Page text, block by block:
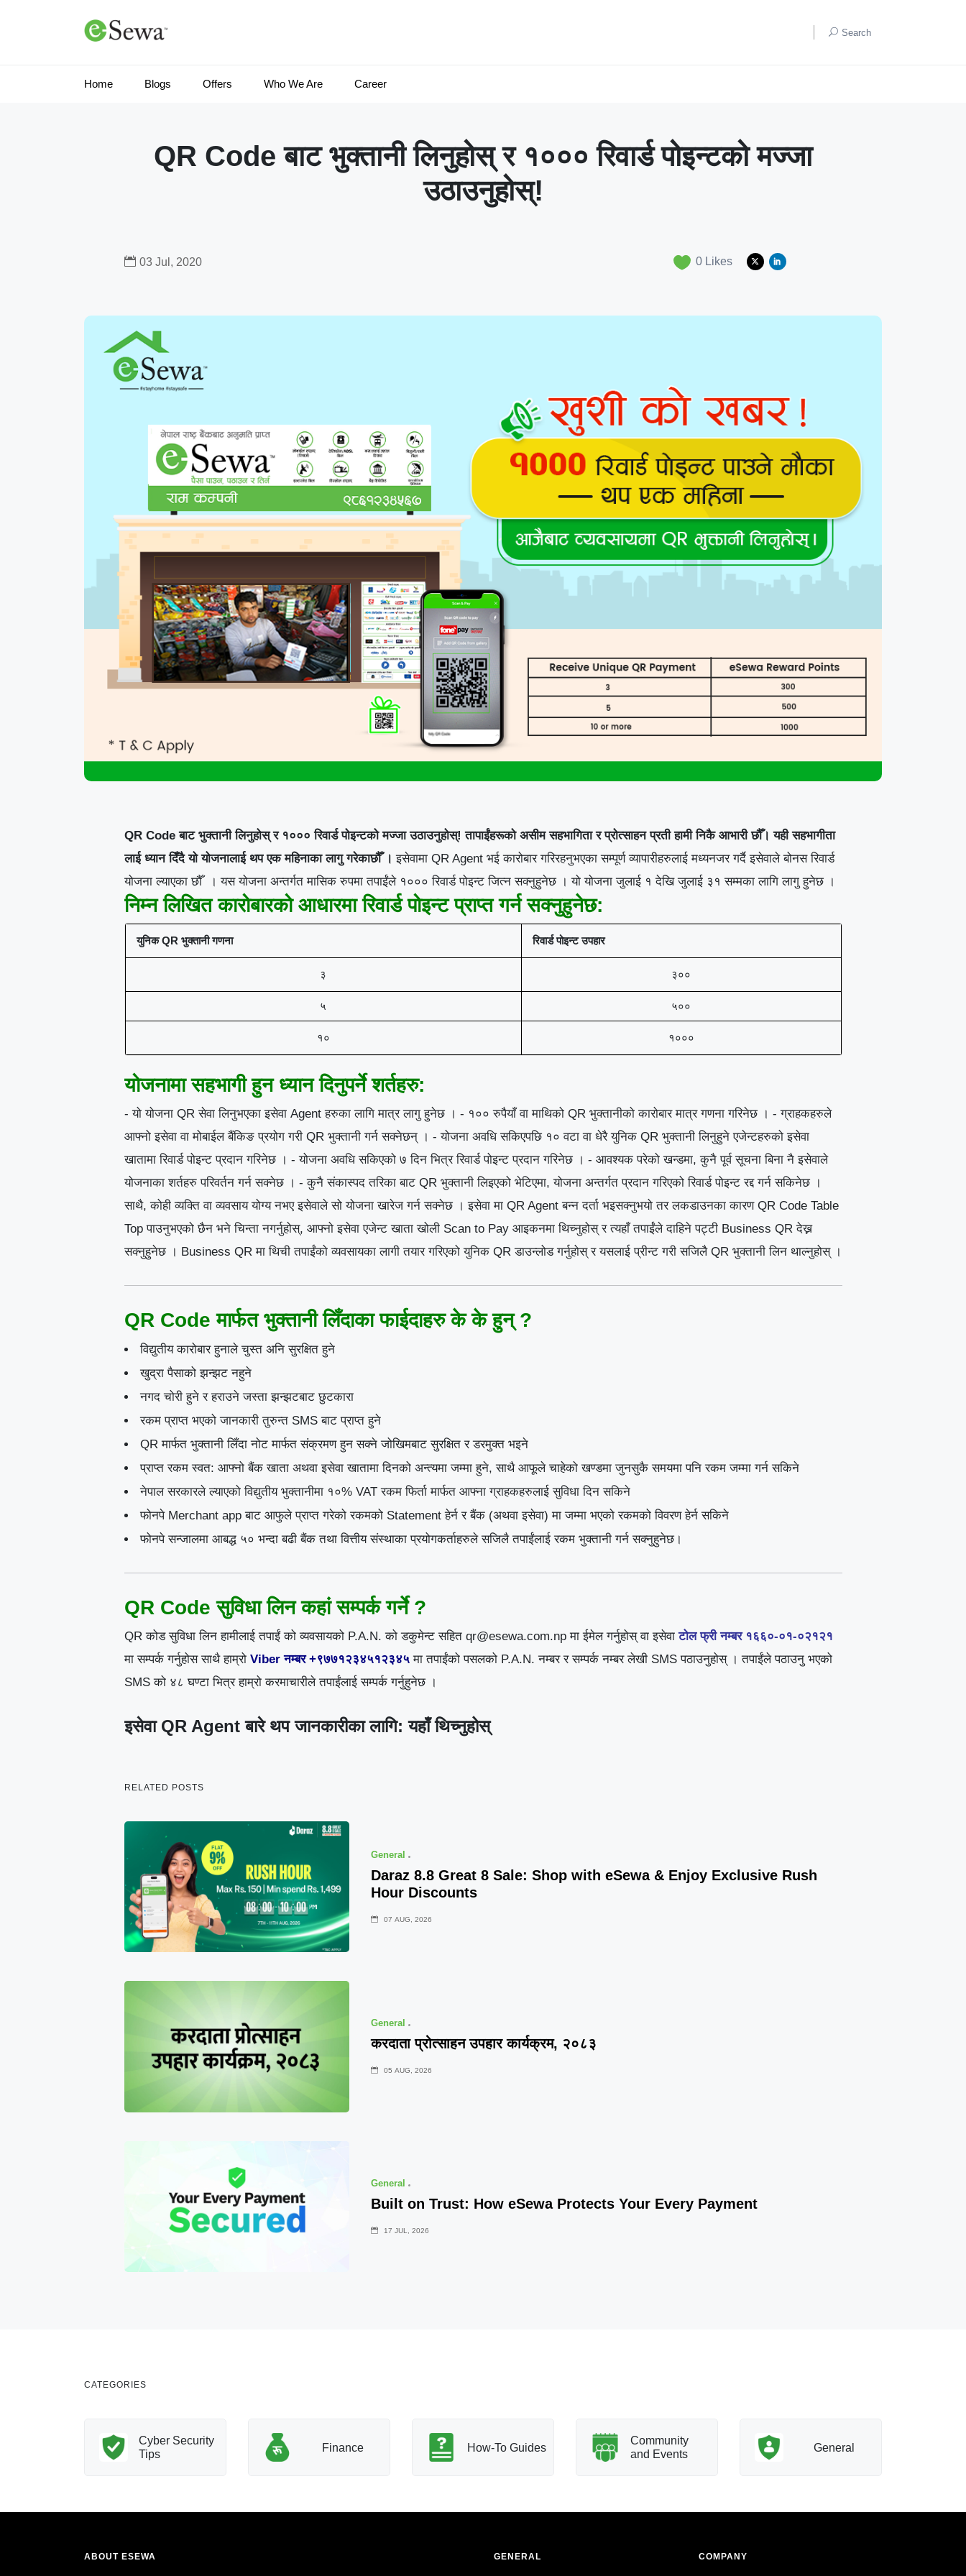
Search
Home Blogs Offers Who We Are Career
QR Code बाट भुक्तानी लिनुहोस् र १००० रिवार्ड पोइन्टको मज्जा
उठाउनुहोस्!
03 Jul, 2020 0Likes
QR Code बाट भुक्तानी लिनुहोस् र १००० रिवार्ड पोइन्टको मज्जा उठाउनुहोस्! तापाईंहरूको असीम सहभागिता र प्रोत्साहन प्रती हामी निकै आभारी छौँ। यही सहभागीता
लाई ध्यान दिँदै यो योजनालाई थप एक महिनाका लागु गरेकाछौँ । इसेवामा QR Agent भई कारोबार गरिरहनुभएका सम्पूर्ण व्यापारीहरुलाई मध्यनजर गर्दै इसेवाले बोनस रिवार्ड
योजना ल्याएका छौँ । यस योजना अन्तर्गत मासिक रुपमा तपाईंले १००० रिवार्ड पोइन्ट जित्न सक्नुहुनेछ । यो योजना जुलाई १ देखि जुलाई ३१ सम्मका लागि लागु हुनेछ ।
निम्न लिखित कारोबारको आधारमा रिवार्ड पोइन्ट प्राप्त गर्न सक्नुहुनेछ:
युनिकQR भुक्तानी गणना रिवार्ड पोइन्ट उपहार
३ ३००
५ ५००
१० १०००
योजनामा सहभागी हुन ध्यान दिनुपर्ने शर्तहरु:
- यो योजना QR सेवा लिनुभएका इसेवा Agent हरुका लागि मात्र लागु हुनेछ । - १०० रुपैयाँ वा माथिको QR भुक्तानीको कारोबार मात्र गणना गरिनेछ । - ग्राहकहरुले
आफ्नो इसेवा वा मोबाईल बैंकिङ प्रयोग गरी QR भुक्तानी गर्न सक्नेछन् । - योजना अवधि सकिएपछि १० वटा वा धेरै युनिक QR भुक्तानी लिनुहुने एजेन्टहरुको इसेवा
खातामा रिवार्ड पोइन्ट प्रदान गरिनेछ । - योजना अवधि सकिएको ७ दिन भित्र रिवार्ड पोइन्ट प्रदान गरिनेछ । - आवश्यक परेको खन्डमा, कुनै पूर्व सूचना बिना नै इसेवाले
योजनाका शर्तहरु परिवर्तन गर्न सक्नेछ । - कुनै संकास्पद तरिका बाट QR भुक्तानी लिइएको भेटिएमा, योजना अन्तर्गत प्रदान गरिएको रिवार्ड पोइन्ट रद्द गर्न सकिनेछ ।
साथै, कोही व्यक्ति वा व्यवसाय योग्य नभए इसेवाले सो योजना खारेज गर्न सक्नेछ । इसेवा मा QR Agent बन्न दर्ता भइसक्नुभयो तर लकडाउनका कारण QR Code Table
Top पाउनुभएको छैन भने चिन्ता नगर्नुहोस्, आफ्नो इसेवा एजेन्ट खाता खोली Scan to Pay आइकनमा थिच्नुहोस् र त्यहाँ तपाईंले दाहिने पट्टी Business QR देख्न
सक्नुहुनेछ । Business QR मा थिची तपाईंको व्यवसायका लागी तयार गरिएको युनिक QR डाउन्लोड गर्नुहोस् र यसलाई प्रीन्ट गरी सजिलै QR भुक्तानी लिन थाल्नुहोस् ।
QR Code मार्फत भुक्तानी लिँदाका फाईदाहरु के के हुन् ?
विद्युतीय कारोबार हुनाले चुस्त अनि सुरक्षित हुने
खुद्रा पैसाको झन्झट नहुने
नगद चोरी हुने र हराउने जस्ता झन्झटबाट छुटकारा
रकम प्राप्त भएको जानकारी तुरुन्त SMS बाट प्राप्त हुने
QR मार्फत भुक्तानी लिँदा नोट मार्फत संक्रमण हुन सक्ने जोखिमबाट सुरक्षित र डरमुक्त भइने
प्राप्त रकम स्वत: आफ्नो बैंक खाता अथवा इसेवा खातामा दिनको अन्त्यमा जम्मा हुने, साथै आफूले चाहेको खण्डमा जुनसुकै समयमा पनि रकम जम्मा गर्न सकिने
नेपाल सरकारले ल्याएको विद्युतीय भुक्तानीमा १०% VAT रकम फिर्ता मार्फत आफ्ना ग्राहकहरुलाई सुविधा दिन सकिने
फोनपे Merchant app बाट आफुले प्राप्त गरेको रकमको Statement हेर्न र बैंक (अथवा इसेवा) मा जम्मा भएको रकमको विवरण हेर्न सकिने
फोनपे सन्जालमा आबद्ध ५० भन्दा बढी बैंक तथा वित्तीय संस्थाका प्रयोगकर्ताहरुले सजिलै तपाईंलाई रकम भुक्तानी गर्न सक्नुहुनेछ।
QR Code सुविधा लिन कहां सम्पर्क गर्ने ?
QR कोड सुविधा लिन हामीलाई तपाईं को व्यवसायको P.A.N. को डकुमेन्ट सहित qr@esewa.com.np मा ईमेल गर्नुहोस् वा इसेवाटोल फ्री नम्बर १६६०-०१-०२१२१
मा सम्पर्क गर्नुहोस साथै हाम्रो Viber नम्बर +९७७१२३४५१२३४५ मा तपाईंको पसलको P.A.N. नम्बर र सम्पर्क नम्बर लेखी SMS पठाउनुहोस् । तपाईंले पठाउनु भएको
SMS को ४८ घण्टा भित्र हाम्रो करमाचारीले तपाईंलाई सम्पर्क गर्नुहुनेछ ।
इसेवा QR Agent बारे थप जानकारीका लागि:यहाँ थिच्नुहोस्
RELATED POSTS
General
Daraz 8.8 Great 8 Sale: Shop with eSewa & Enjoy Exclusive Rush
Hour Discounts
07 AUG, 2026
General
करदाता प्रोत्साहन उपहार कार्यक्रम, २०८३
05 AUG, 2026
General
Built on Trust: How eSewa Protects Your Every Payment
17 JUL, 2026
CATEGORIES
Cyber Security
Tips
Finance How-To Guides
Community
and Events
General
ABOUT ESEWA GENERAL COMPANY